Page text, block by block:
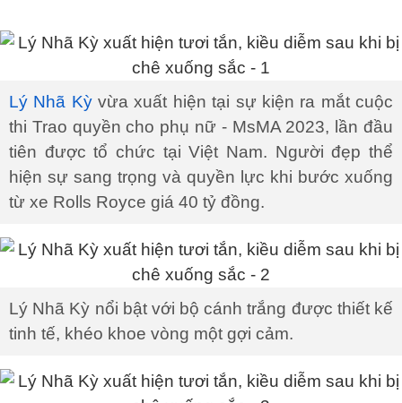
Lý Nhã Kỳvừa xuất hiện tại sự kiện ra mắt cuộc
thi Trao quyền cho phụ nữ - MsMA 2023, lần đầu
tiên được tổ chức tại Việt Nam. Người đẹp thể
hiện sự sang trọng và quyền lực khi bước xuống
từ xe Rolls Royce giá 40 tỷ đồng.
Lý Nhã Kỳ nổi bật với bộ cánh trắng được thiết kế
tinh tế, khéo khoe vòng một gợi cảm.